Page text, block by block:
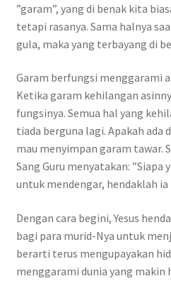
”garam”, yang di benak kita
tetapi rasanya. Sama halnya
gula, maka yang terbayang di
Garam berfungsi menggarami
Ketika garam kehilangan
fungsinya. Semua hal yang
tiada berguna lagi. Apakah ada
mau menyimpan garam tawar.
Sang Guru menyatakan:
untuk mendengar, hendaklah ia
Dengan cara begini, Yesus
bagi para murid-Nya untuk
berarti terus mengupayakan
menggarami dunia yang makin